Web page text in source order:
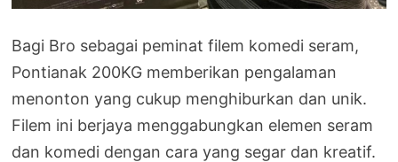
Bagi Bro sebagai peminat filem komedi seram,
Pontianak 200KG memberikan pengalaman
menonton yang cukup menghiburkan dan unik.
Filem ini berjaya menggabungkan elemen seram
dan komedi dengan cara yang segar dan kreatif.